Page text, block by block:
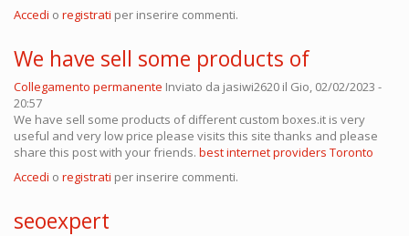
Accedi o registrati per inserire commenti.
We have sell some products of
Collegamento permanente Inviato da jasiwi2620 il Gio, 02/02/2023 -
20:57
We have sell some products of different custom boxes.it is very
useful and very low price please visits this site thanks and please
share this post with your friends. best internet providers Toronto
Accedi o registrati per inserire commenti.
seoexpert